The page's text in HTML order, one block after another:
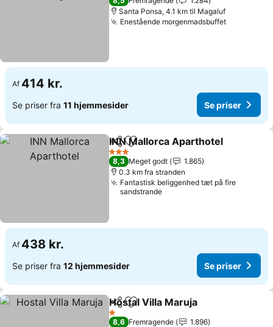
Santa Ponsa, 4.1 km til Magaluf
Enestående morgenmadsbuffetSe priser
Af 414 kr.
Se priser fra 11 hjemmesider Se priser
Del Føj til favoritter
INN Mallorca Aparthotel
3 Stjerner
8,3 Meget godt
1.865
0.3 km fra stranden
Fantastisk beliggenhed tæt på fire
sandstrande
Af 438 kr.
Se priser fra 12 hjemmesider Se priser
Del Føj til favoritter
Hostal Villa Maruja
1 Stjerner
8,6 Fremragende
1.896